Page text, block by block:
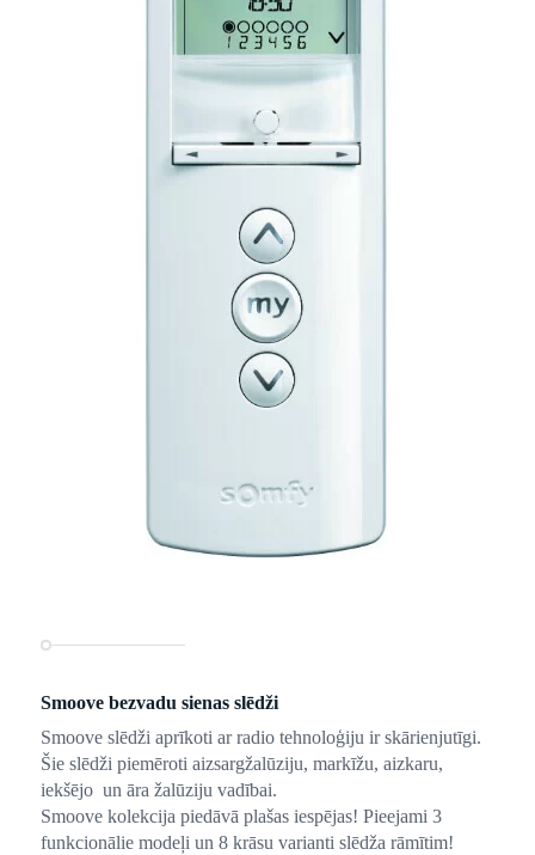
Smoove bezvadu sienas slēdži
Smoove slēdži aprīkoti ar radio tehnoloģiju ir skārienjutīgi.
Šie slēdži piemēroti aizsargžalūziju, markīžu, aizkaru,
iekšējo un āra žalūziju vadībai.
Smoove kolekcija piedāvā plašas iespējas! Pieejami 3
funkcionālie modeļi un 8 krāsu varianti slēdža rāmītim!